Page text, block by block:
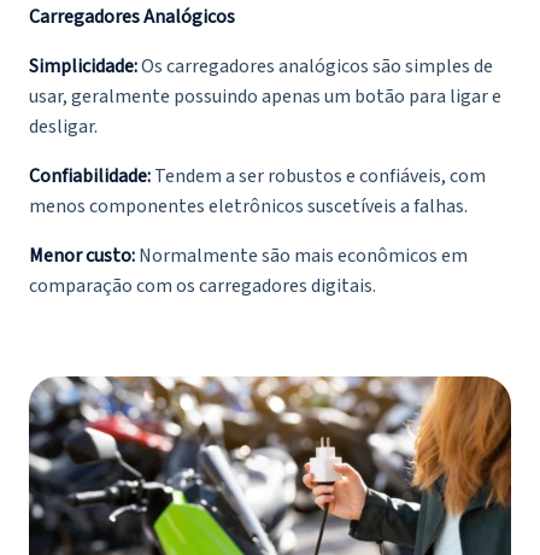
Carregadores Analógicos
Simplicidade:Os carregadores analógicos são simples de
usar, geralmente possuindo apenas um botão para ligar e
desligar.
Confiabilidade:Tendem a ser robustos e confiáveis, com
menos componentes eletrônicos suscetíveis a falhas.
Menor custo:Normalmente são mais econômicos em
comparação com os carregadores digitais.